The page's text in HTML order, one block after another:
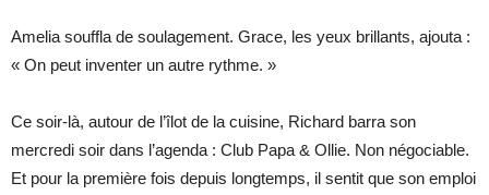
Amelia souffla de soulagement. Grace, les yeux brillants, ajouta :
« On peut inventer un autre rythme. »
Ce soir-là, autour de l’îlot de la cuisine, Richard barra son
mercredi soir dans l’agenda : Club Papa & Ollie. Non négociable.
Et pour la première fois depuis longtemps, il sentit que son emploi